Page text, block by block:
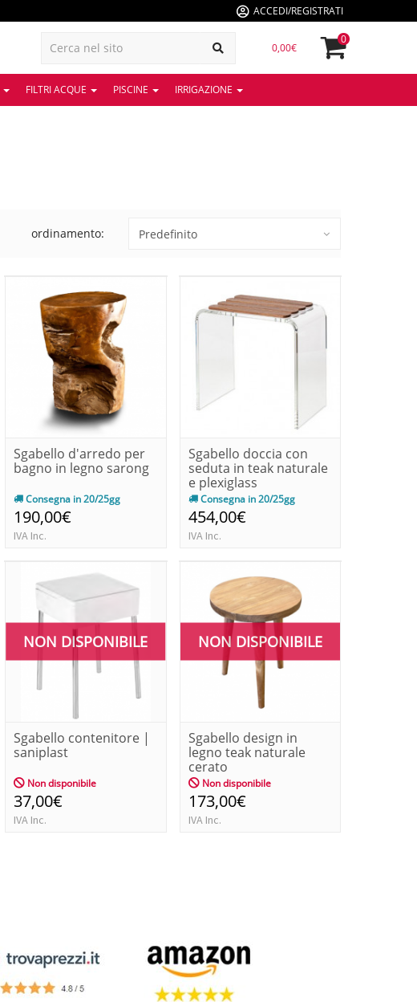
ACCEDI/REGISTRATI
0,00€
0
FILTRI ACQUE PISCINE IRRIGAZIONE
ordinamento:
Sgabello d'arredo per
bagno in legno sarong
Consegna in 20/25gg
190,00€
IVA Inc.
Sgabello doccia con
seduta in teak naturale
e plexiglass
Consegna in 20/25gg
454,00€
IVA Inc.
NON DISPONIBILE
Sgabello contenitore |
saniplast
Non disponibile
37,00€
IVA Inc.
NON DISPONIBILE
Sgabello design in
legno teak naturale
cerato
Non disponibile
173,00€
IVA Inc.